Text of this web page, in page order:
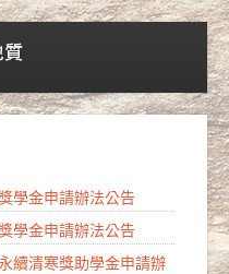
學金申請辦法公告
學金申請辦法公告
續清寒獎助學金申請辦